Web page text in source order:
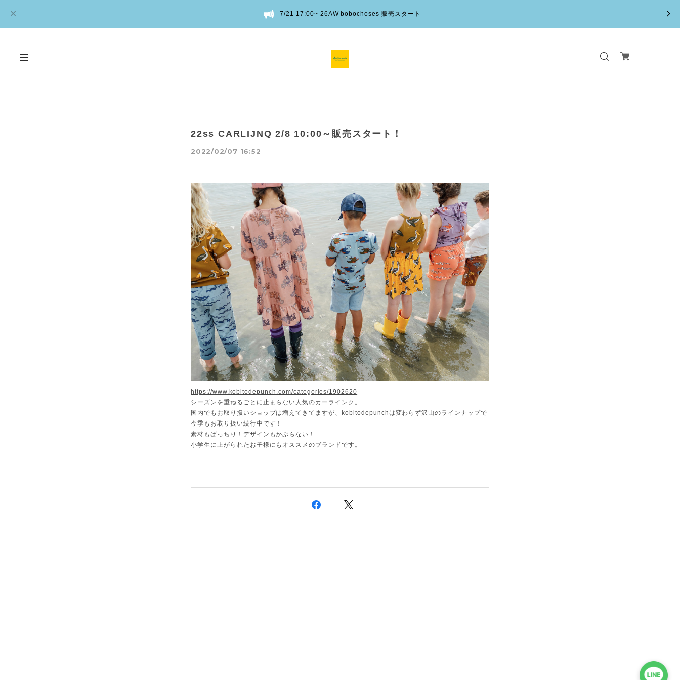
7/21 17:00~ 26AW bobochoses 販売スタート
22ss CARLIJNQ 2/8 10:00～販売スタート！
2022/02/07 16:52
https://www.kobitodepunch.com/categories/1902620
シーズンを重ねるごとに止まらない人気のカーラインク。
国内でもお取り扱いショップは増えてきてますが、kobitodepunchは変わらず沢山のラインナップで
今季もお取り扱い続行中です！
素材もばっちり！デザインもかぶらない！
小学生に上がられたお子様にもオススメのブランドです。